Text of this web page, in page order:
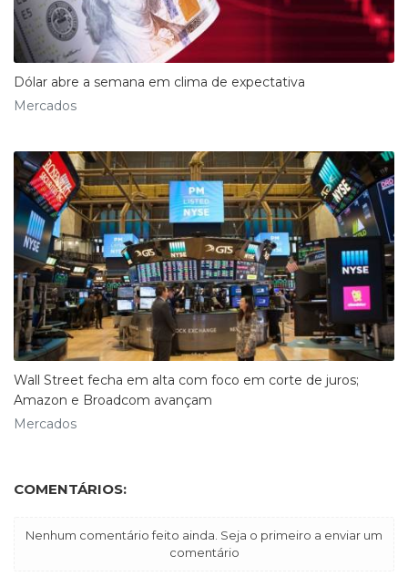
Dólar abre a semana em clima de expectativa
Mercados
Wall Street fecha em alta com foco em corte de juros;
Amazon e Broadcom avançam
Mercados
COMENTÁRIOS:
Nenhum comentário feito ainda. Seja o primeiro a enviar um
comentário